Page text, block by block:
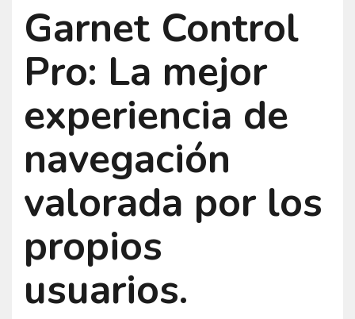
Garnet Control
Pro: La mejor
experiencia de
navegación
valorada por los
propios
usuarios.